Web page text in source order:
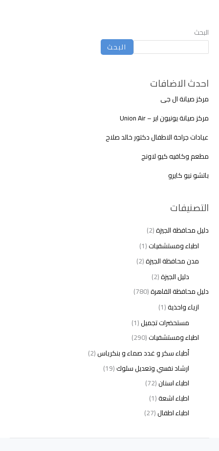
البحث
البحث
احدث الاضافات
مركز صيانة ال جى
مركز صيانة يونيون اير – Union Air
عيادات جراحة الاطفال دكتور خالد صلاح
مطعم وكافيه كيو لاونج
باتشو نيو كايرو
التصنيفات
دليل محافظة الجيزة(2)
اطباء ومستشفيات(1)
مدن محافظة الجيزة(2)
دليل الجيزة(2)
دليل محافظة القاهرة(780)
ازياء واحذية(1)
مستحضرات تجميل(1)
اطباء ومستشفيات(290)
أطباء سكر و غدد صماء و بنكرياس(2)
ارشاد نفسي وتعديل سلوك(19)
اطباء اسنان(72)
اطباء اشعة(1)
اطباء اطفال(27)
اطباء امراض الذكورة(1)